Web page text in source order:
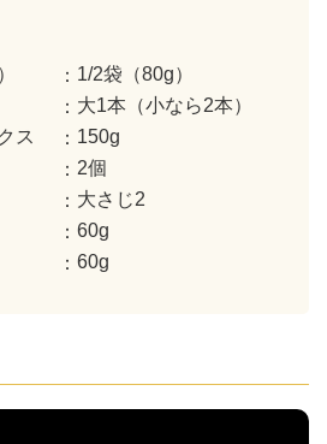
1/2袋（80g）
大1本（小なら2本）
ス
150g
2個
大さじ2
60g
60g